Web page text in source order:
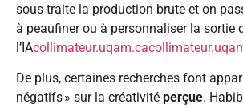
sous-traite la production brute et on
à peaufiner ou à personnaliser la sortie
l’IAcollimateur.uqam.ca
De plus, certaines recherches font
négatifs » sur la créativité perçue. Habib